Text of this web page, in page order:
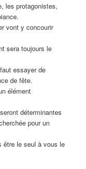
les protagonistes,
vont y concourir
sera toujours le
essayer de
de fête.
élément
déterminantes
pour un
être le seul à vous le